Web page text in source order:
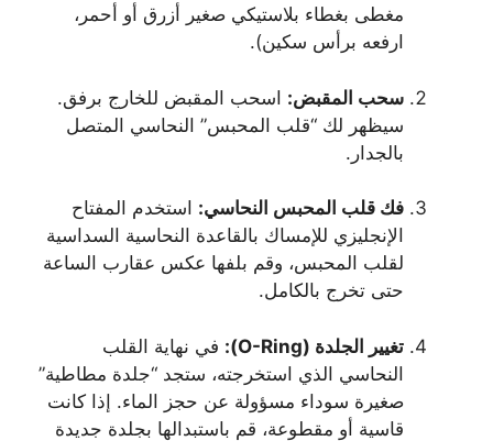
مغطى بغطاء بلاستيكي صغير أزرق أو أحمر،
ارفعه برأس سكين).
سحب المقبض: اسحب المقبض للخارج برفق.
سيظهر لك “قلب المحبس” النحاسي المتصل
بالجدار.
فك قلب المحبس النحاسي: استخدم المفتاح
الإنجليزي للإمساك بالقاعدة النحاسية السداسية
لقلب المحبس، وقم بلفها عكس عقارب الساعة
حتى تخرج بالكامل.
تغيير الجلدة (O-Ring):
في نهاية القلب
النحاسي الذي استخرجته، ستجد “جلدة مطاطية”
صغيرة سوداء مسؤولة عن حجز الماء. إذا كانت
قاسية أو مقطوعة، قم باستبدالها بجلدة جديدة